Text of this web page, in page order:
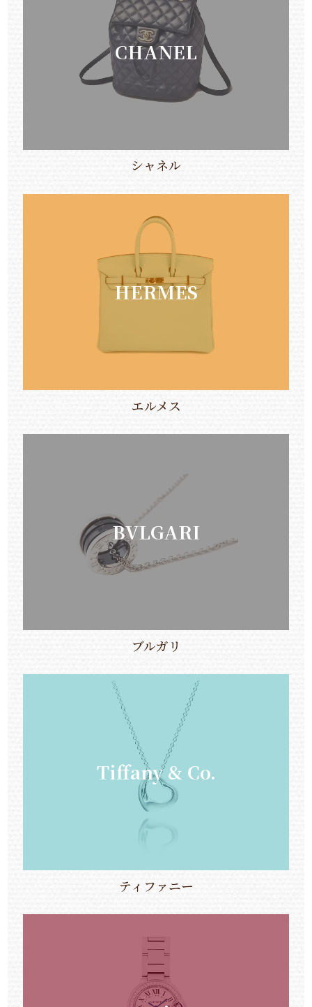
CHANEL
シャネル
HERMES
エルメス
BVLGARI
ブルガリ
Tiffany & Co.
ティファニー